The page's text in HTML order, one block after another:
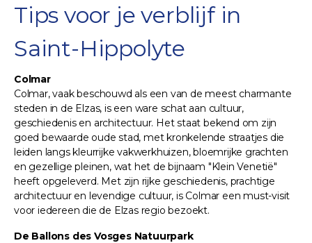
Tips voor je verblijf in
Saint-Hippolyte
Colmar
Colmar, vaak beschouwd als een van de meest charmante
steden in de Elzas, is een ware schat aan cultuur,
geschiedenis en architectuur. Het staat bekend om zijn
goed bewaarde oude stad, met kronkelende straatjes die
leiden langs kleurrijke vakwerkhuizen, bloemrijke grachten
en gezellige pleinen, wat het de bijnaam "Klein Venetië"
heeft opgeleverd. Met zijn rijke geschiedenis, prachtige
architectuur en levendige cultuur, is Colmar een must-visit
voor iedereen die de Elzas regio bezoekt.
De Ballons des Vosges Natuurpark